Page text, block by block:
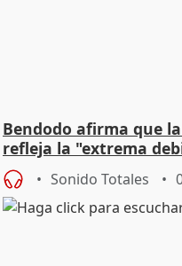
Bendodo afirma que
refleja la "extrema
Sonido Totales